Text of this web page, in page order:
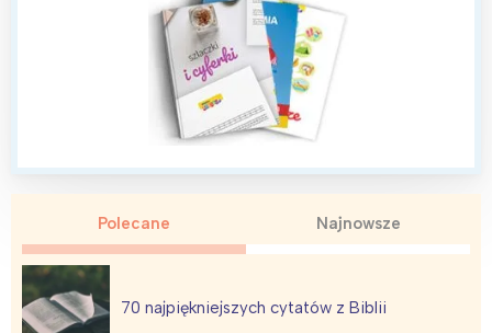
Polecane Najnowsze
70 najpiękniejszych cytatów z Biblii
Wybieram